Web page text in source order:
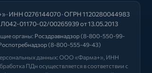
ИНН 0276144070 · ОГРН 1120280044983
Л042-01170-02/00265939 от 13.05.2013
органы: Росздравнадзор(8-800-550-99-
(8-800-555-49-43)
данных: ООО «Фарма+», ИНН
ПДн осуществляется в соответствии с